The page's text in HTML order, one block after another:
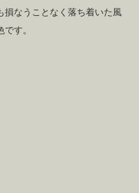
損なうことなく落ち着いた風
す。